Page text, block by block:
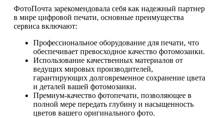
ФотоПочта зарекомендовала себя как надежный партнер
в мире цифровой печати, основные преимущества
сервиса включают:
Профессиональное оборудование для печати, что
обеспечивает превосходное качество фотомозаики.
Использование качественных материалов от
ведущих мировых производителей,
гарантирующих долговременное сохранение цвета
и деталей вашей фотомозаики.
Премиум-качество фотопечати, позволяющее в
полной мере передать глубину и насыщенность
цветов вашего оригинального фото.